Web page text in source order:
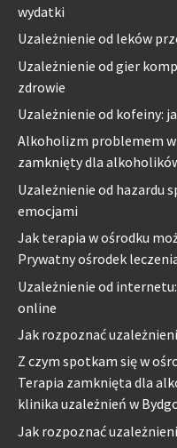
wydatki
Uzależnienie od leków
Uzależnienie od gier
zdrowie
Uzależnienie od kofeiny:
Alkoholizm problemem w
zamknięty dla
Uzależnienie od hazardu
emocjami
Jak terapia w ośrodku
Prywatny ośrodek
Uzależnienie od
online
Jak rozpoznać
Z czym spotkam się w
Terapia zamknięta dla
klinika uzależnień w
Jak rozpoznać